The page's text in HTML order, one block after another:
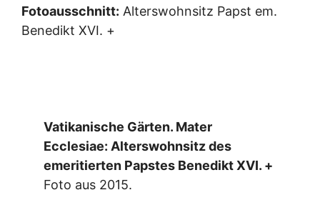
Fotoausschnitt: Alterswohnsitz Papst em.
Benedikt XVI. +
Vatikanische Gärten. Mater
Ecclesiae: Alterswohnsitz des
emeritierten Papstes Benedikt XVI. +
Foto aus 2015.